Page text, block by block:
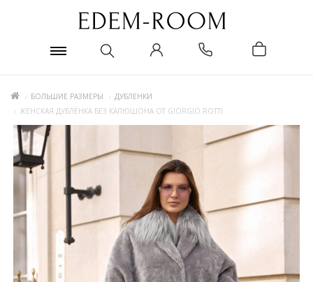
БОЛЬШИЕ РАЗМЕРЫ
ДУБЛЕНКИ
ЖЕНСКАЯ ДУБЛЁНКА БЕЗ КАПЮШОНА ОТ GIORGIO ROTTI